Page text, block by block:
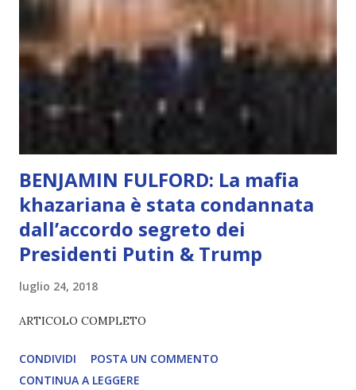
non può essere Coscienza. Può copiare, ma non può vivere
l’esperienza. Come diventerà ovvio Man mano che l’IA
diventerà sempre più avanzata (soprattutto tra il 2027 e il
2035), emergeranno situazioni che renderanno la differenza
lampante: L’IA sarà in gr...
BENJAMIN FULFORD: La mafia
khazariana è stata condannata
dall’accordo segreto dei
Presidenti Putin & Trump
luglio 24, 2018
ARTICOLO COMPLETO
CONDIVIDI
POSTA UN COMMENTO
CONTINUA A LEGGERE